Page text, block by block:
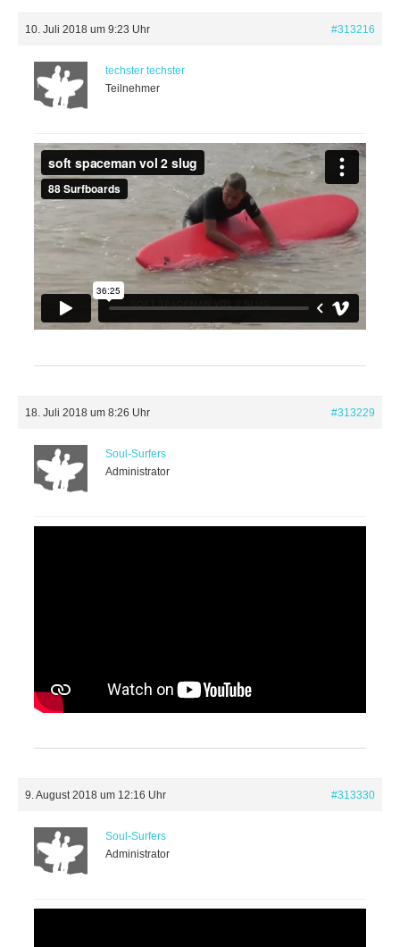
10. Juli 2018 um 9:23 Uhr #313216
techster techster
Teilnehmer
18. Juli 2018 um 8:26 Uhr #313229
Soul-Surfers
Administrator
9. August 2018 um 12:16 Uhr #313330
Soul-Surfers
Administrator